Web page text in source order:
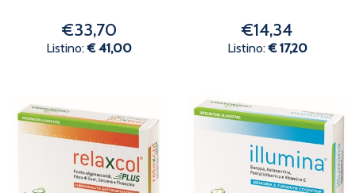
€33,70
Listino:€ 41,00
€14,34
Listino:€ 17,20